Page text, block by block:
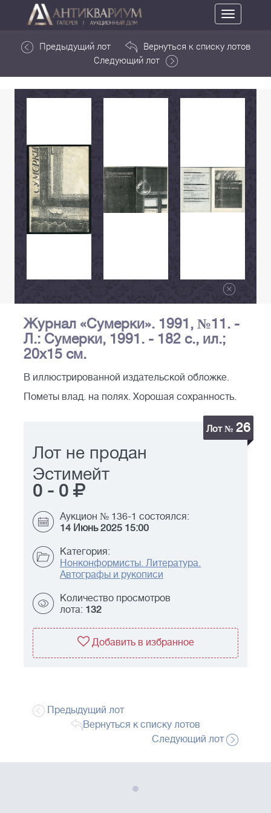
Toggle
navigation
Предыдущий лот
Вернуться к списку лотов
Следующий лот
Журнал «Сумерки». 1991, №11. -
Л.: Сумерки, 1991. - 182 с., ил.;
20х15 см.
В иллюстрированной издательской обложке.
Пометы влад. на полях. Хорошая сохранность.
Лот № 26
Лот не продан
Эстимейт
0 - 0
Аукцион № 136-1 состоялся:
14 Июнь 2025 15:00
Категория:
Нонконформисты. Литература.
Автографы и рукописи
Количество просмотров
лота: 132
Добавить в избранное
Предыдущий лот
Вернуться к списку лотов
Следующий лот